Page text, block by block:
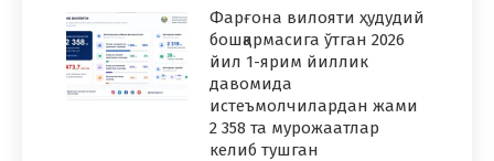
Фарғона вилояти ҳудудий
бошқармасига ўтган 2026
йил 1-ярим йиллик
давомида
истеъмолчилардан жами
2 358 та мурожаатлар
келиб тушган